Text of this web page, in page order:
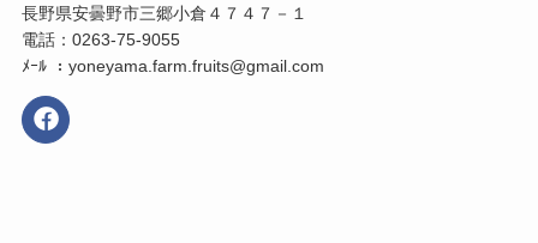
長野県安曇野市三郷小倉４７４７－１
電話：0263-75-9055
ﾒｰﾙ ：yoneyama.farm.fruits@gmail.com